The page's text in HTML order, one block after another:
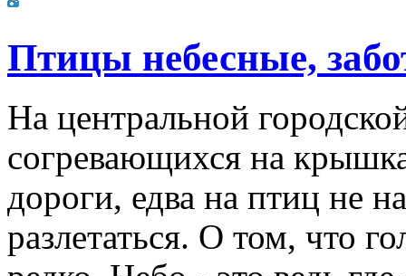
Птицы небесные,
На центральной
согревающихся на
дороги, едва на птиц не
разлетаться. О том, что